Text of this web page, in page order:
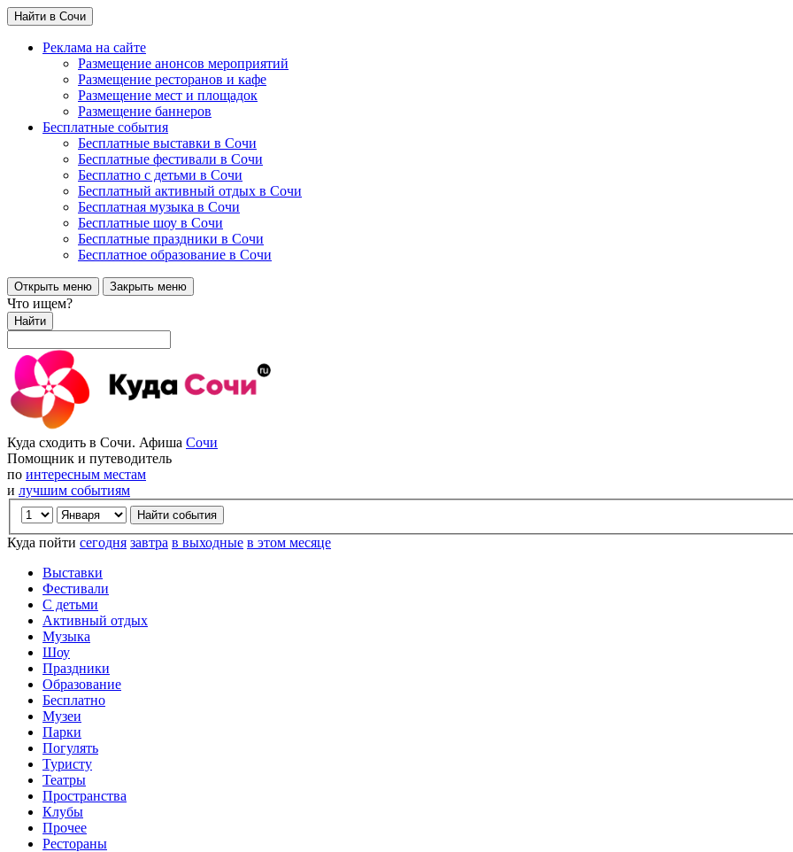
Найти в Сочи
Реклама на сайте
Размещение анонсов мероприятий
Размещение ресторанов и кафе
Размещение мест и площадок
Размещение баннеров
Бесплатные события
Бесплатные выставки в Сочи
Бесплатные фестивали в Сочи
Бесплатно с детьми в Сочи
Бесплатный активный отдых в Сочи
Бесплатная музыка в Сочи
Бесплатные шоу в Сочи
Бесплатные праздники в Сочи
Бесплатное образование в Сочи
Открыть меню Закрыть меню
Что ищем?
Найти
Куда сходить в Сочи. Афиша Сочи
Помощник и путеводитель
по интересным местам
и лучшим событиям
Куда пойти сегодня завтра в выходные в этом месяце
Выставки
Фестивали
С детьми
Активный отдых
Музыка
Шоу
Праздники
Образование
Бесплатно
Музеи
Парки
Погулять
Туристу
Театры
Пространства
Клубы
Прочее
Рестораны